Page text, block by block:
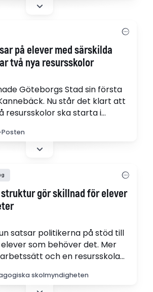
på elever med särskilda
två nya resursskolor
Göteborgs Stad sin första
Nu står det klart att
resursskolor ska starta i
struktur gör skillnad för elever
satsar politikerna på stöd till
som behöver det. Mer
och en resursskola
språk, kommunikation och
skolmyndigheten